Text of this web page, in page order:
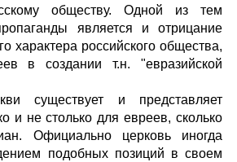
обществу. Одной из тем
является и отрицание
характера российского общества,
в создании т.н. "евразийской
существует и представляет
и не столько для евреев, сколько
Официально церковь иногда
подобных позиций в своем